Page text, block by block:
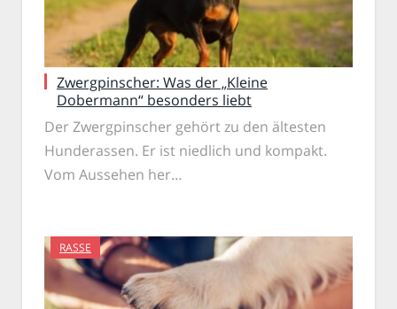
Zwergpinscher: Was der „Kleine
Dobermann“ besonders liebt
Der Zwergpinscher gehört zu den ältesten
Hunderassen. Er ist niedlich und kompakt.
Vom Aussehen her…
RASSE